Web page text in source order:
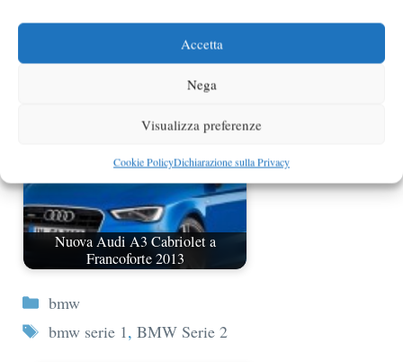
Accetta
Nega
Visualizza preferenze
Cookie PolicyDichiarazione sulla Privacy
Nuova Audi A3 Cabriolet a
Francoforte 2013
Categorie
bmw
Tag
bmw serie 1, BMW Serie 2